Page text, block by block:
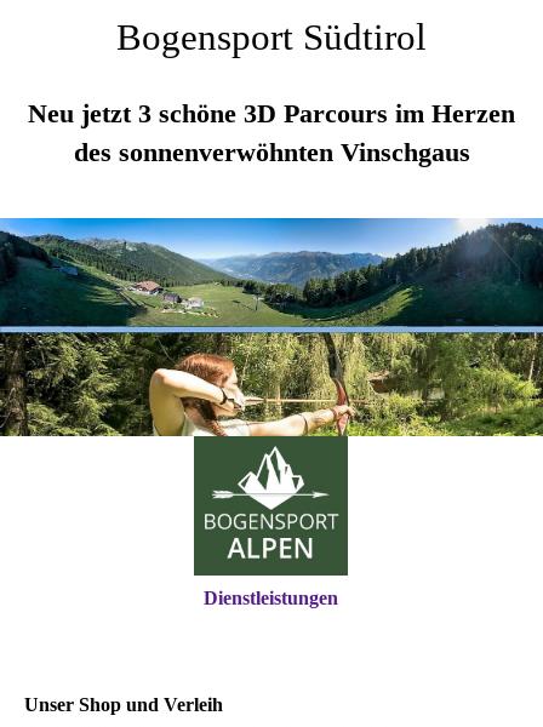
Bogensport Südtirol
Neu jetzt 3 schöne 3D Parcours im Herzen
des sonnenverwöhnten Vinschgaus
Dienstleistungen
Unser Shop und Verleih